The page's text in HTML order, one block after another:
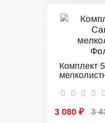
Комплект
3 080 ₽ 3